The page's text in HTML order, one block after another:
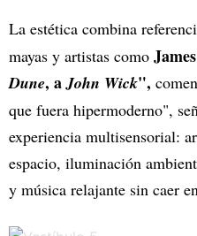
La estética combina
mayas y artistas como
Dune, aJohn Wick",
que fuera hipermoderno",
experiencia multisensorial:
espacio, iluminación
y música relajante sin caer